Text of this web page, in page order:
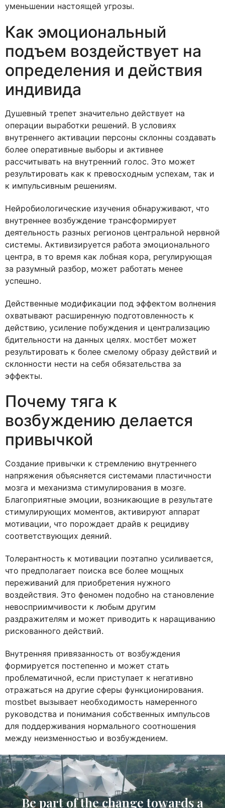
уменьшении настоящей угрозы.
Как эмоциональный
подъем воздействует на
определения и действия
индивида
Душевный трепет значительно действует на
операции выработки решений. В условиях
внутреннего активации персоны склонны создавать
более оперативные выборы и активнее
рассчитывать на внутренний голос. Это может
результировать как к превосходным успехам, так и
к импульсивным решениям.
Нейробиологические изучения обнаруживают, что
внутреннее возбуждение трансформирует
деятельность разных регионов центральной нервной
системы. Активизируется работа эмоционального
центра, в то время как лобная кора, регулирующая
за разумный разбор, может работать менее
успешно.
Действенные модификации под эффектом волнения
охватывают расширенную подготовленность к
действию, усиление побуждения и централизацию
бдительности на данных целях. мостбет может
результировать к более смелому образу действий и
склонности нести на себя обязательства за
эффекты.
Почему тяга к
возбуждению делается
привычкой
Создание привычки к стремлению внутреннего
напряжения объясняется системами пластичности
мозга и механизма стимулирования в мозге.
Благоприятные эмоции, возникающие в результате
стимулирующих моментов, активируют аппарат
мотивации, что порождает драйв к рецидиву
соответствующих деяний.
Толерантность к мотивации поэтапно усиливается,
что предполагает поиска все более мощных
переживаний для приобретения нужного
воздействия. Это феномен подобно на становление
невосприимчивости к любым другим
раздражителям и может приводить к наращиванию
рискованного действий.
Внутренняя привязанность от возбуждения
формируется постепенно и может стать
проблематичной, если приступает к негативно
отражаться на другие сферы функционирования.
mostbet вызывает необходимость намеренного
руководства и понимания собственных импульсов
для поддерживания нормального соотношения
между неизменностью и возбуждением.
Be part of the change towards a